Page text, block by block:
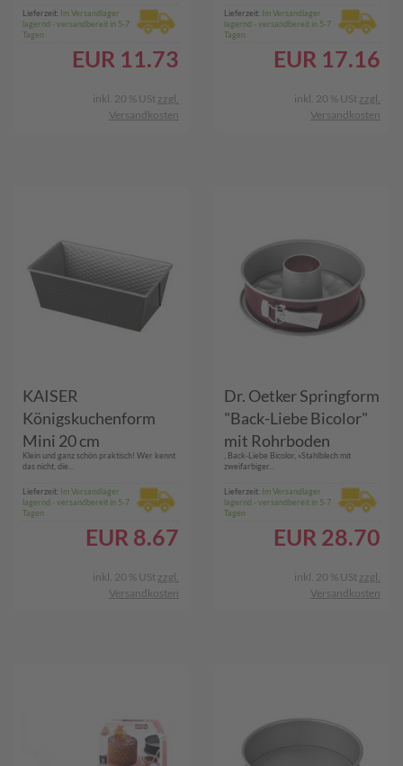
Lieferzeit: Im Versandlager
lagernd - versandbereit in 5-7
Tagen
EUR 11.73
inkl. 20 % USt zzgl.
Versandkosten
Lieferzeit: Im Versandlager
lagernd - versandbereit in 5-7
Tagen
EUR 17.16
inkl. 20 % USt zzgl.
Versandkosten
KAISER
Königskuchenform
Mini 20 cm
Klein und ganz schön praktisch! Wer kennt
das nicht, die...
Lieferzeit: Im Versandlager
lagernd - versandbereit in 5-7
Tagen
EUR 8.67
inkl. 20 % USt zzgl.
Versandkosten
Dr. Oetker Springform
"Back-Liebe Bicolor"
mit Rohrboden
, Back-Liebe Bicolor, »Stahlblech mit
zweifarbiger...
Lieferzeit: Im Versandlager
lagernd - versandbereit in 5-7
Tagen
EUR 28.70
inkl. 20 % USt zzgl.
Versandkosten